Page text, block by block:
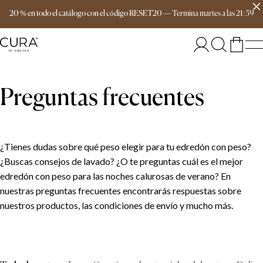
20 % en todo el catálogo con el código RESET20—Terminamartesa las21:59
Envío gratis a partir de 149 €
Preguntas frecuentes
¿Tienes dudas sobre qué peso elegir para tu edredón con peso?
¿Buscas consejos de lavado? ¿O te preguntas cuál es el mejor
edredón con peso para las noches calurosas de verano? En
nuestras preguntas frecuentes encontrarás respuestas sobre
nuestros productos, las condiciones de envío y mucho más.